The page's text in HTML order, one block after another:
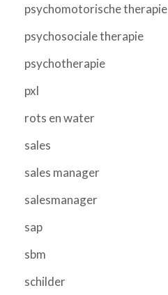
psychomotorische therapie
psychosociale therapie
psychotherapie
pxl
rots en water
sales
sales manager
salesmanager
sap
sbm
schilder